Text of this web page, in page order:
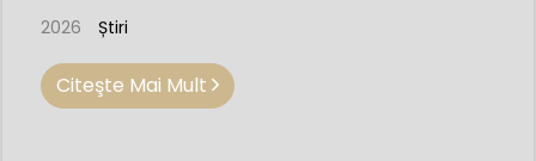
2026 Știri
Citeşte Mai Mult